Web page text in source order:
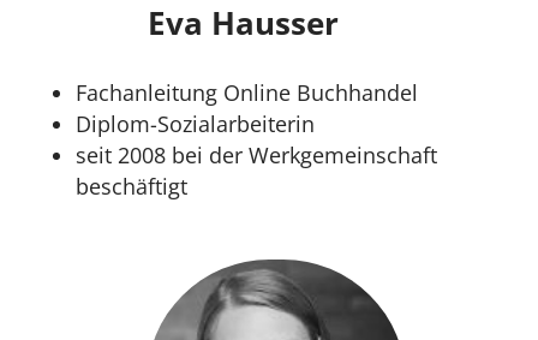
Eva Hausser
Fachanleitung Online Buchhandel
Diplom-Sozialarbeiterin
seit 2008 bei der Werkgemeinschaft
beschäftigt